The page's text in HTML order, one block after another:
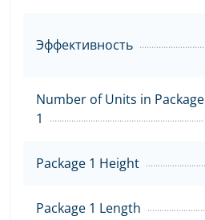
Эффективность
Number of Units in Package
1
Package 1 Height
Package 1 Length